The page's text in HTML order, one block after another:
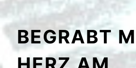
BEGRABT